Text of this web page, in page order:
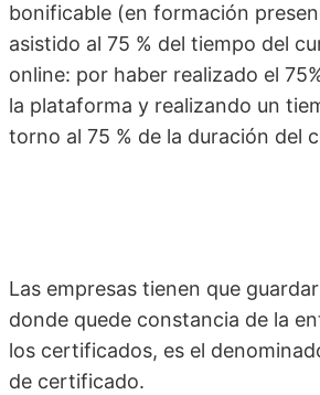
bonificable (en formación
asistido al 75 % del tiempo del
online: por haber realizado el
la plataforma y realizando un
torno al 75 % de la duración del
Las empresas tienen que
donde quede constancia de la
los certificados, es el
de certificado.